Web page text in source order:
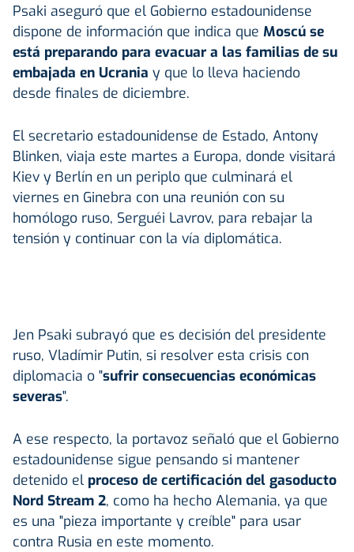
Psaki aseguró que el Gobierno estadounidense
dispone de información que indica que Moscú se
está preparando para evacuar a las familias de su
embajada en Ucrania y que lo lleva haciendo
desde finales de diciembre.
El secretario estadounidense de Estado, Antony
Blinken, viaja este martes a Europa, donde visitará
Kiev y Berlín en un periplo que culminará el
viernes en Ginebra con una reunión con su
homólogo ruso, Serguéi Lavrov, para rebajar la
tensión y continuar con la vía diplomática.
Jen Psaki subrayó que es decisión del presidente
ruso, Vladímir Putin, si resolver esta crisis con
diplomacia o "sufrir consecuencias económicas
severas".
A ese respecto, la portavoz señaló que el Gobierno
estadounidense sigue pensando si mantener
detenido el proceso de certificación del gasoducto
Nord Stream 2, como ha hecho Alemania, ya que
es una "pieza importante y creíble" para usar
contra Rusia en este momento.